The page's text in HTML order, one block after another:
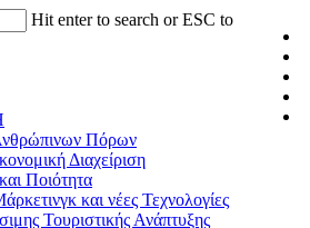
Hit enter to search or ESC to
Πόρων
Διαχείριση
Ποιότητα
και νέες Τεχνολογίες
Τουριστικής Ανάπτυξης